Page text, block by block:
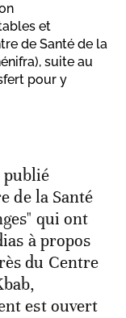
et
de Santé de la
suite au
pour y
publié
de la Santé
qui ont
à propos
du Centre
est ouvert